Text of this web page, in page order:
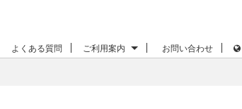
よくある質問 ご利用案内 お問い合わせ